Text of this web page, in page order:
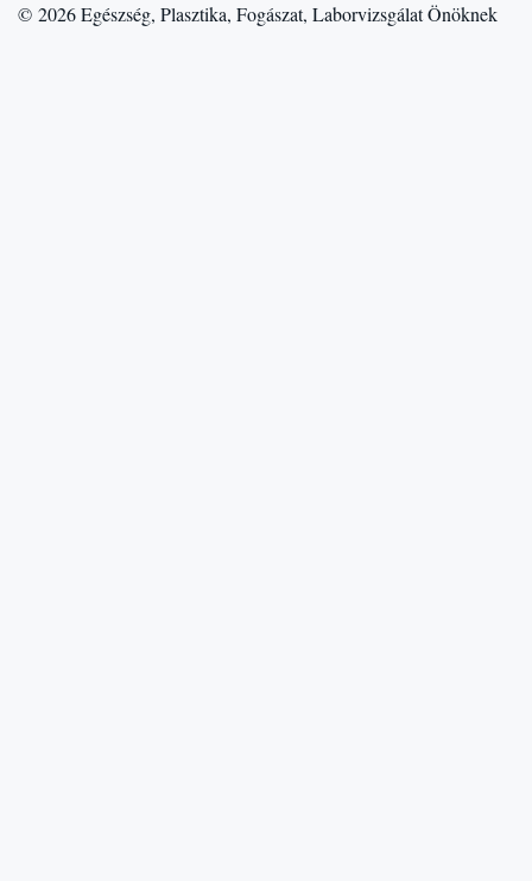
© 2026Egészség, Plasztika, Fogászat, Laborvizsgálat Önöknek